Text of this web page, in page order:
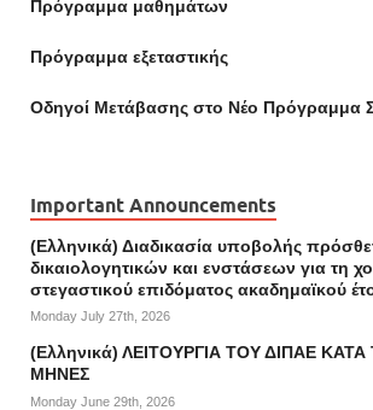
Πρόγραμμα μαθημάτων
Πρόγραμμα εξεταστικής
Οδηγοί Mετάβασης στο Νέο Πρόγραμμα
Important Announcements
(Ελληνικά) Διαδικασία υποβολής
δικαιολογητικών και ενστάσεων για τη
στεγαστικού επιδόματος ακαδημαϊκού
Monday July 27th, 2026
(Ελληνικά) ΛΕΙΤΟΥΡΓΙΑ ΤΟΥ ΔΙΠΑΕ
ΜΗΝΕΣ
Monday June 29th, 2026